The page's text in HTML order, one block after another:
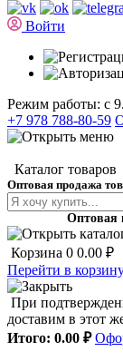
Войти
Режим работы: с
+7 978 788-80-59
Каталог товаров
Оптовая продажа
Оптовая
Корзина 0 0.00 ₽
Перейти в
При
доставим в этот
Итого: 0.00 ₽